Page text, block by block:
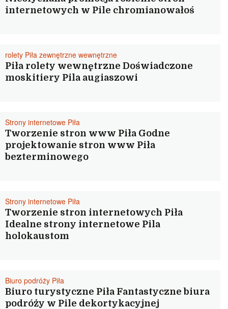
internetowych w Pile chromianowałoś
rolety Piła zewnętrzne wewnętrzne
Piła rolety wewnętrzne Doświadczone
moskitiery Pila augiaszowi
Strony internetowe Piła
Tworzenie stron www Piła Godne
projektowanie stron www Piła
bezterminowego
Strony internetowe Piła
Tworzenie stron internetowych Piła
Idealne strony internetowe Pila
holokaustom
Biuro podróży Piła
Biuro turystyczne Piła Fantastyczne biura
podróży w Pile dekortykacyjnej